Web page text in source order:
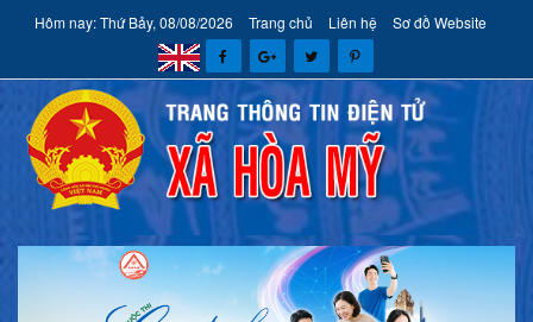
Hôm nay: Thứ Bảy, 08/08/2026 Trang chủ Liên hệ Sơ đồ Website